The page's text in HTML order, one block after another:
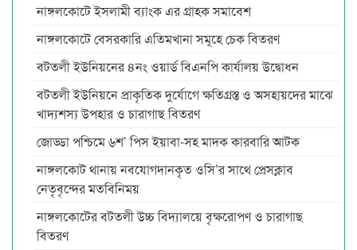
নাঙ্গলকোটে ইসলামী ব্যাংক এর গ্রাহক সমাবেশ
নাঙ্গলকোটে বেসরকারি এতিমখানা সমূহে চেক বিতরণ
বটতলী ইউনিয়নের ৪নং ওয়ার্ড বিএনপি কার্যালয় উদ্বোধন
বটতলী ইউনিয়নে প্রাকৃতিক দুর্যোগে ক্ষতিগ্রস্ত ও অসহায়দের মাঝে
খাদ্যশস্য উপহার ও চারাগাছ বিতরণ
জোড্ডা পশ্চিমে ৬শ’ পিস ইয়াবা-সহ মাদক কারবারি আটক
নাঙ্গলকোট থানায় নবযোগদানকৃত ওসি’র সাথে প্রেসক্লাব
নেতৃবৃন্দের মতবিনিময়
নাঙ্গলকোটের বটতলী উচ্চ বিদ্যালয়ে বৃক্ষরোপণ ও চারাগাছ
বিতরণ